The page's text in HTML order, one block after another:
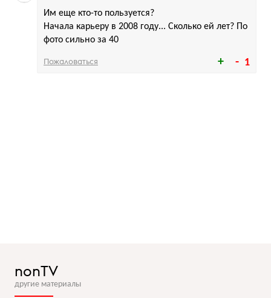
1
Им еще кто-то пользуется?
Начала карьеру в 2008 году... Сколько ей лет? По
фото сильно за 40
Пожаловаться
nonTV
другие материалы